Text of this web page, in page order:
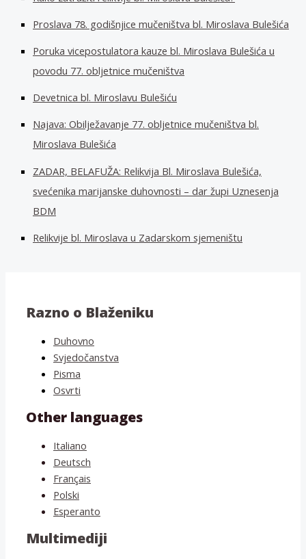
Proslava 78. godišnjice mučeništva bl. Miroslava Bulešića
Poruka vicepostulatora kauze bl. Miroslava Bulešića u
povodu 77. obljetnice mučeništva
Devetnica bl. Miroslavu Bulešiću
Najava: Obilježavanje 77. obljetnice mučeništva bl.
Miroslava Bulešića
ZADAR, BELAFUŽA: Relikvija Bl. Miroslava Bulešića,
svećenika marijanske duhovnosti – dar župi Uznesenja
BDM
Relikvije bl. Miroslava u Zadarskom sjemeništu
Razno o Blaženiku
Duhovno
Svjedočanstva
Pisma
Osvrti
Other languages
Italiano
Deutsch
Français
Polski
Esperanto
Multimediji